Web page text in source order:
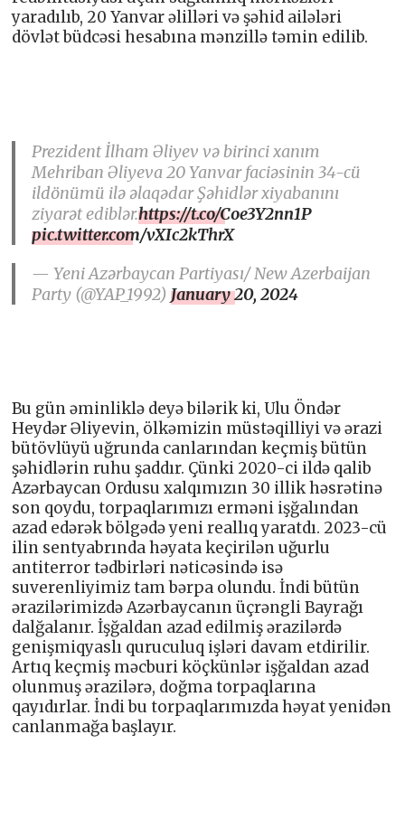
yaradılıb, 20 Yanvar əlilləri və şəhid ailələri
dövlət büdcəsi hesabına mənzillə təmin edilib.
Prezident İlham Əliyev və birinci xanım
Mehriban Əliyeva 20 Yanvar faciəsinin 34-cü
ildönümü ilə əlaqədar Şəhidlər xiyabanını
ziyarət ediblər.https://t.co/Coe3Y2nn1P
pic.twitter.com/vXIc2kThrX
— Yeni Azərbaycan Partiyası/ New Azerbaijan
Party (@YAP_1992)January 20, 2024
Bu gün əminliklə deyə bilərik ki, Ulu Öndər
Heydər Əliyevin, ölkəmizin müstəqilliyi və ərazi
bütövlüyü uğrunda canlarından keçmiş bütün
şəhidlərin ruhu şaddır. Çünki 2020-ci ildə qalib
Azərbaycan Ordusu xalqımızın 30 illik həsrətinə
son qoydu, torpaqlarımızı erməni işğalından
azad edərək bölgədə yeni reallıq yaratdı. 2023-cü
ilin sentyabrında həyata keçirilən uğurlu
antiterror tədbirləri nəticəsində isə
suverenliyimiz tam bərpa olundu. İndi bütün
ərazilərimizdə Azərbaycanın üçrəngli Bayrağı
dalğalanır. İşğaldan azad edilmiş ərazilərdə
genişmiqyaslı quruculuq işləri davam etdirilir.
Artıq keçmiş məcburi köçkünlər işğaldan azad
olunmuş ərazilərə, doğma torpaqlarına
qayıdırlar. İndi bu torpaqlarımızda həyat yenidən
canlanmağa başlayır.